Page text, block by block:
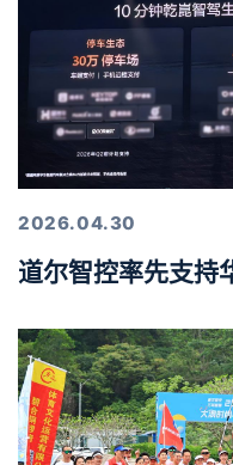
2026.04.30
道尔智控率先支持